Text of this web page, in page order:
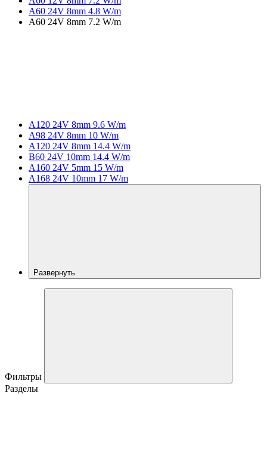
A60 24V 8mm 4.8 W/m
A60 24V 8mm 7.2 W/m
A120 24V 8mm 9.6 W/m
A98 24V 8mm 10 W/m
A120 24V 8mm 14.4 W/m
B60 24V 10mm 14.4 W/m
A160 24V 5mm 15 W/m
A168 24V 10mm 17 W/m
Развернуть
Фильтры
Разделы